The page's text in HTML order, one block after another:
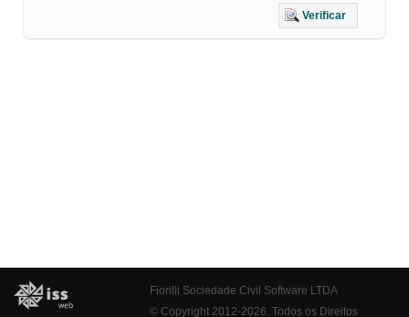
Verificar
Fiorilli Sociedade Civil Software LTDA
© Copyright 2012-2026. Todos os Direitos